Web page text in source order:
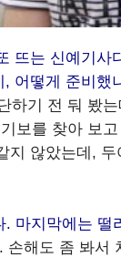
뜨는 신예기사
, 어떻게 준비했
하기 전 둬 봤
보를 찾아 보
지 않았는데, 두
. 마지막에는 떨
손해도 좀 봐서